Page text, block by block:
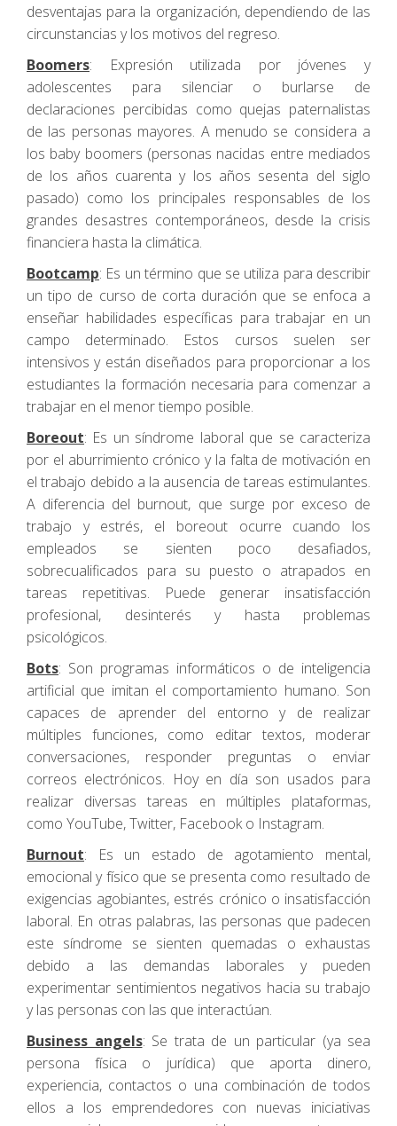
desventajas para la organización, dependiendo de las
circunstancias y los motivos del regreso.
Boomers: Expresión utilizada por jóvenes y
adolescentes para silenciar o burlarse de
declaraciones percibidas como quejas paternalistas
de las personas mayores. A menudo se considera a
los baby boomers (personas nacidas entre mediados
de los años cuarenta y los años sesenta del siglo
pasado) como los principales responsables de los
grandes desastres contemporáneos, desde la crisis
financiera hasta la climática.
Bootcamp: Es un término que se utiliza para describir
un tipo de curso de corta duración que se enfoca a
enseñar habilidades específicas para trabajar en un
campo determinado. Estos cursos suelen ser
intensivos y están diseñados para proporcionar a los
estudiantes la formación necesaria para comenzar a
trabajar en el menor tiempo posible.
Boreout: Es un síndrome laboral que se caracteriza
por el aburrimiento crónico y la falta de motivación en
el trabajo debido a la ausencia de tareas estimulantes.
A diferencia del burnout, que surge por exceso de
trabajo y estrés, el boreout ocurre cuando los
empleados se sienten poco desafiados,
sobrecualificados para su puesto o atrapados en
tareas repetitivas. Puede generar insatisfacción
profesional, desinterés y hasta problemas
psicológicos.
Bots: Son programas informáticos o de inteligencia
artificial que imitan el comportamiento humano. Son
capaces de aprender del entorno y de realizar
múltiples funciones, como editar textos, moderar
conversaciones, responder preguntas o enviar
correos electrónicos. Hoy en día son usados para
realizar diversas tareas en múltiples plataformas,
como YouTube, Twitter, Facebook o Instagram.
Burnout: Es un estado de agotamiento mental,
emocional y físico que se presenta como resultado de
exigencias agobiantes, estrés crónico o insatisfacción
laboral. En otras palabras, las personas que padecen
este síndrome se sienten quemadas o exhaustas
debido a las demandas laborales y pueden
experimentar sentimientos negativos hacia su trabajo
y las personas con las que interactúan.
Business angels: Se trata de un particular (ya sea
persona física o jurídica) que aporta dinero,
experiencia, contactos o una combinación de todos
ellos a los emprendedores con nuevas iniciativas